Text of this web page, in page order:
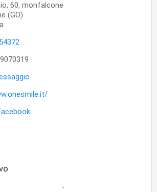
60, monfalcone
(GO)
-